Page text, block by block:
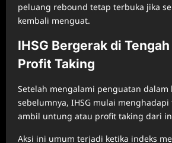
peluang rebound tetap terbuka jika
kembali menguat.
IHSG Bergerak di
Profit Taking
Setelah mengalami penguatan dalam
sebelumnya, IHSG mulai menghadapi
ambil untung atau profit taking dari
Aksi ini umum terjadi ketika indeks